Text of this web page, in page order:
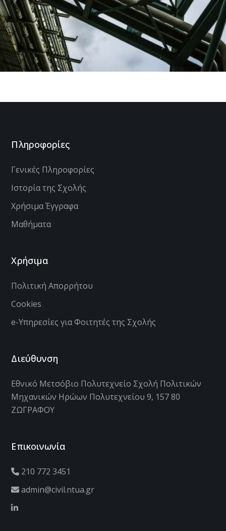
Προβολή Τομέα
Πληροφορίες
Γενικές Πληροφορίες
Ιστορία της Σχολής
Χρήσιμα Έγγραφα
Μαθήματα
Χρήσιμα
Πολιτική Απορρήτου
Cookies
e-Υπηρεσίες για Φοιτητές της Σχολής
Διεύθυνση
Εθνικό Μετσόβιο Πολυτεχνείο Σχολή Πολιτικών
Μηχανικών Ηρώων Πολυτεχνείου 9, 157 80
ΖΩΓΡΑΦΟΥ
Επικοινωνία
210 772 3451
admin@civil.ntua.gr